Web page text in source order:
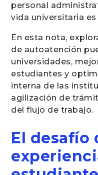
personal
vida universitaria
En esta nota,
de autoatención
universidades,
estudiantes y
interna de las
agilización de
del flujo de trabajo.
El desafío